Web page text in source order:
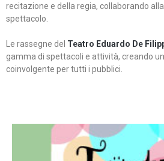
recitazione e della regia, collaborando
spettacolo.
Le rassegne del Teatro Eduardo De
gamma di spettacoli e attività, creando
coinvolgente per tutti i pubblici.